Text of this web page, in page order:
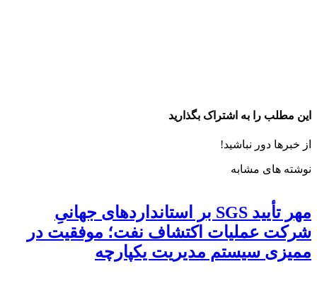
این مطلب را به اشتراک بگذارید
از خبرها دور نباشید!
نوشته های مشابه
مهر تأیید SGS بر استانداردهای جهانیِ
شرکت عملیات اکتشاف نفت؛ موفقیت در
ممیزی سیستم مدیریت یکپارچه